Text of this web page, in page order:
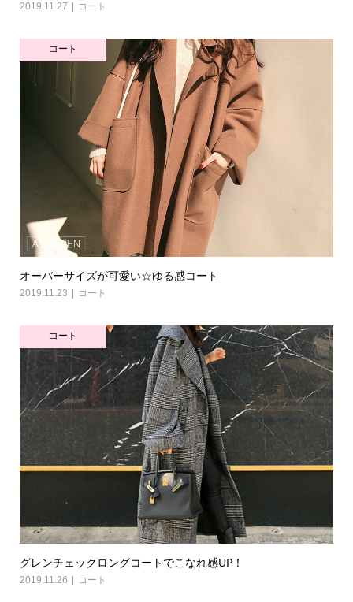
2019.11.27 コート
コート
オーバーサイズが可愛い☆ゆる感コート
2019.11.23 コート
コート
グレンチェックロングコートでこなれ感UP！
2019.11.26 コート